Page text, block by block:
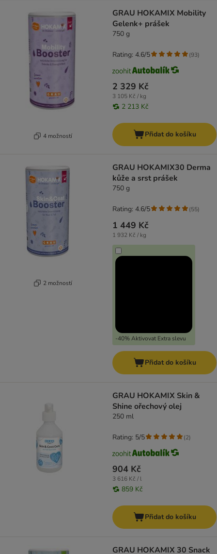
4 možností
GRAU HOKAMIX Mobility
Gelenk+ prášek
750 g
2 329 Kč
3 105 Kč / kg
2 213 Kč
Rating: 4.6/5 (93)
Přidat do košíku
2 možností
GRAU HOKAMIX30 Derma
kůže a srst prášek
750 g
1 449 Kč
1 932 Kč / kg
-40% Aktivovat Extra slevu
Rating: 4.6/5 (55)
Přidat do košíku
GRAU HOKAMIX Skin &
Shine ořechový olej
250 ml
904 Kč
3 616 Kč / l
859 Kč
Rating: 5/5 (2)
Přidat do košíku
GRAU HOKAMIX 30 Snack